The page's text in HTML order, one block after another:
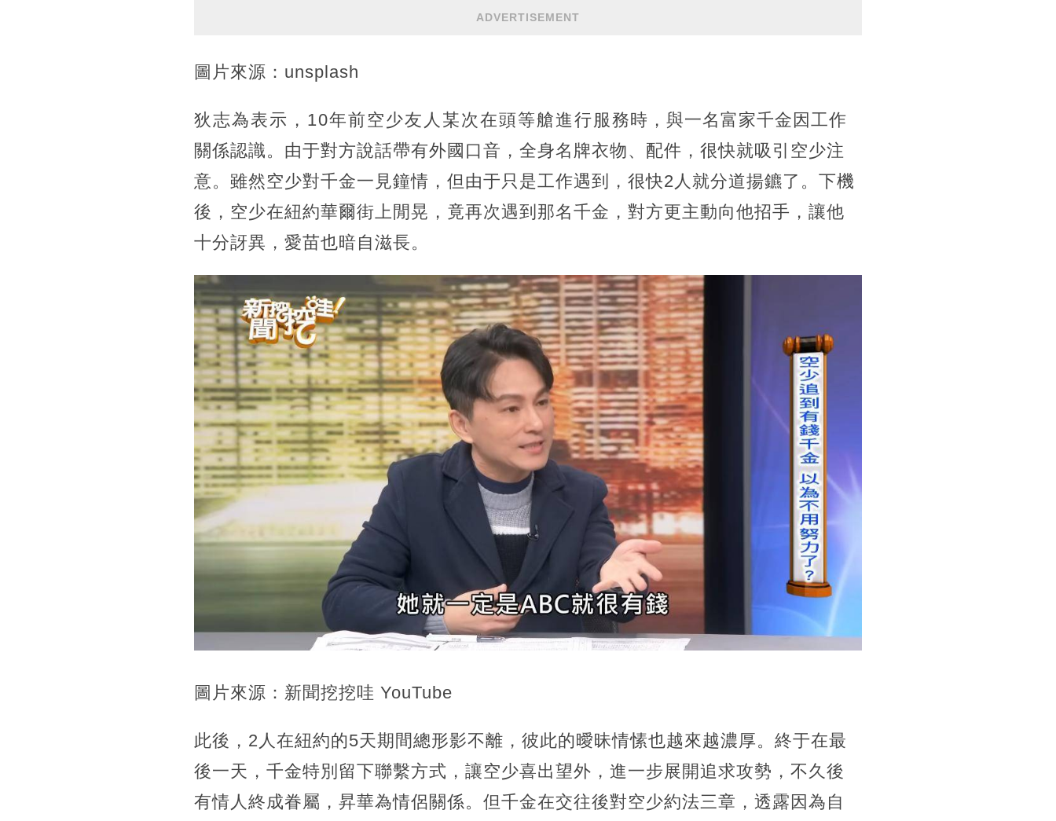
ADVERTISEMENT
圖片來源：unsplash
狄志為表示，10年前空少友人某次在頭等艙進行服務時，與一名富家千金因工作
關係認識。由于對方說話帶有外國口音，全身名牌衣物、配件，很快就吸引空少注
意。雖然空少對千金一見鐘情，但由于只是工作遇到，很快2人就分道揚鑣了。下機
後，空少在紐約華爾街上閒晃，竟再次遇到那名千金，對方更主動向他招手，讓他
十分訝異，愛苗也暗自滋長。
圖片來源：新聞挖挖哇 YouTube
此後，2人在紐約的5天期間總形影不離，彼此的曖昧情愫也越來越濃厚。終于在最
後一天，千金特別留下聯繫方式，讓空少喜出望外，進一步展開追求攻勢，不久後
有情人終成眷屬，昇華為情侶關係。但千金在交往後對空少約法三章，透露因為自